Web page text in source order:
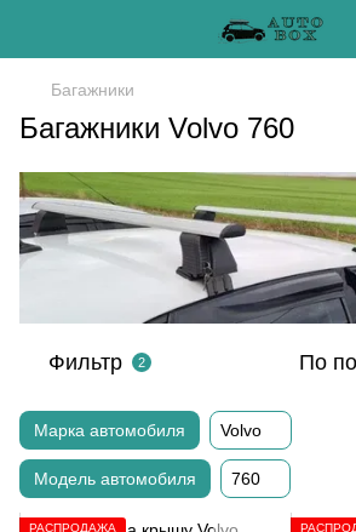
Багажники
Багажники Volvo 760
Фильтр 2 По
Марка автомобиля Volvo
Модель автомобиля 760
РАСПРОДАЖА